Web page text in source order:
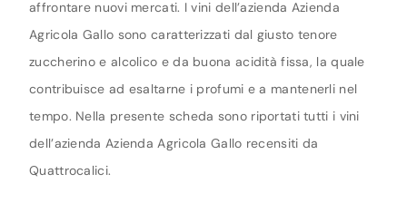
affrontare nuovi mercati. I vini dell’azienda Azienda
Agricola Gallo sono caratterizzati dal giusto tenore
zuccherino e alcolico e da buona acidità fissa, la quale
contribuisce ad esaltarne i profumi e a mantenerli nel
tempo. Nella presente scheda sono riportati tutti i vini
dell’azienda Azienda Agricola Gallo recensiti da
Quattrocalici.